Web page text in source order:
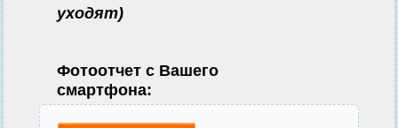
уходят)
Фотоотчет с Вашего
смартфона: